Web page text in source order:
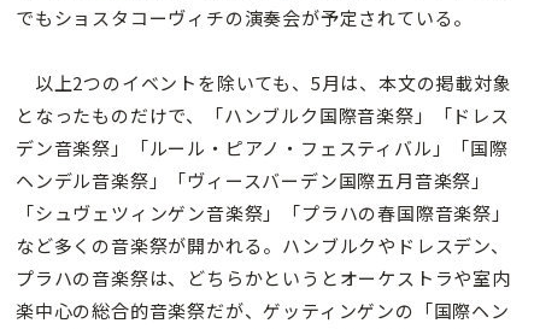
でもショスタコーヴィチの演奏会が予定されている。
以上2つのイベントを除いても、5月は、本文の掲載対象
となったものだけで、「ハンブルク国際音楽祭」「ドレス
デン音楽祭」「ルール・ピアノ・フェスティバル」「国際
ヘンデル音楽祭」「ヴィースバーデン国際五月音楽祭」
「シュヴェツィンゲン音楽祭」「プラハの春国際音楽祭」
など多くの音楽祭が開かれる。ハンブルクやドレスデン、
プラハの音楽祭は、どちらかというとオーケストラや室内
楽中心の総合的音楽祭だが、ゲッティンゲンの「国際ヘン